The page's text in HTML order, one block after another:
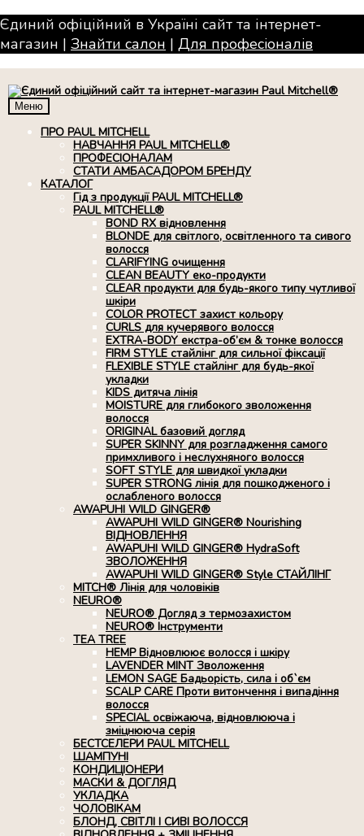
Єдиний офіційний в Україні сайт та інтернет-
магазин | Знайти салон | Для професiоналiв
Меню
ПРО PAUL MITCHELL
НАВЧАННЯ PAUL MITCHELL®
ПРОФЕСІОНАЛАМ
СТАТИ АМБАСАДОРОМ БРЕНДУ
КАТАЛОГ
Гід з продукції PAUL MITCHELL®
PAUL MITCHELL®
BOND RX вiдновлення
BLONDE для світлого, освітленного та сивого
волосся
CLARIFYING очищення
CLEAN BEAUTY еко-продукти
CLEAR продукти для будь-якого типу чутливої
шкіри
COLOR PROTECT захист кольору
CURLS для кучерявого волосся
EXTRA-BODY екстра-об’єм & тонке волосся
FIRM STYLE стайлінг для сильної фіксації
FLEXIBLE STYLE стайлінг для будь-якої
укладки
KIDS дитяча лінія
MOISTURE для глибокого зволоження
волосся
ORIGINAL базовий догляд
SUPER SKINNY для розгладження самого
примхливого і неслухняного волосся
SOFT STYLE для швидкої укладки
SUPER STRONG лінія для пошкодженого і
ослабленого волосся
AWAPUHI WILD GINGER®
AWAPUHI WILD GINGER® Nourishing
ВІДНОВЛЕННЯ
AWAPUHI WILD GINGER® HydraSoft
ЗВОЛОЖЕННЯ
AWAPUHI WILD GINGER® Style СТАЙЛІНГ
MITCH® Лінія для чоловіків
NEURO®
NEURO® Догляд з термозахистом
NEURO® Інструменти
TEA TREE
HEMP Відновлюює волосся і шкіру
LAVENDER MINT Зволоження
LEMON SAGE Бадьорість, сила і об`єм
SCALP CARE Проти витончення і випадіння
волосся
SPECIAL освіжаюча, відновлююча і
зміцнююча серія
БЕСТСЕЛЕРИ PAUL MITCHELL
ШАМПУНІ
КОНДИЦІОНЕРИ
МАСКИ & ДОГЛЯД
УКЛАДКА
ЧОЛОВІКАМ
БЛОНД, СВІТЛІ І СИВІ ВОЛОССЯ